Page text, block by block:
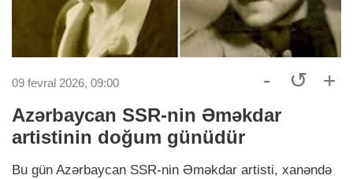
09 fevral 2026, 09:00 - ↺ +
Azərbaycan SSR-nin Əməkdar
artistinin doğum günüdür
Bu gün Azərbaycan SSR-nin Əməkdar artisti, xanəndə